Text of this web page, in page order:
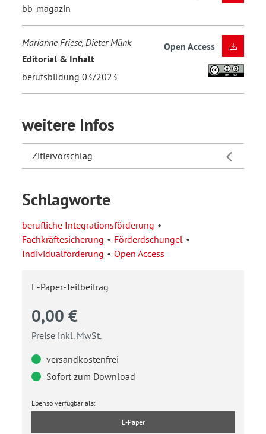
bb-magazin
Marianne Friese, Dieter Münk
Editorial & Inhalt
berufsbildung 03/2023
Open Access
weitere Infos
Zitiervorschlag
Schlagworte
berufliche Integrationsförderung
Fachkräftesicherung
Förderdschungel
Individualförderung
Open Access
E-Paper-Teilbeitrag
0,00 €
Preise inkl. MwSt.
versandkostenfrei
Sofort zum Download
Ebenso verfügbar als:
E-Paper